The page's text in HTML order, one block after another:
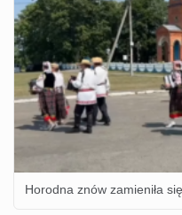
Horodna znów zamieniła